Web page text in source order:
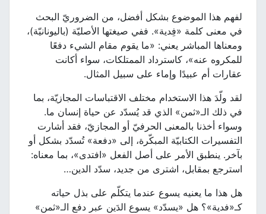
لفهم هذا الموضوع بشكل أفضل، من الضروريّ البحث
في معنى كلمة «فِدية». ففي صيغتها الأصليّة (باليونانيّة)،
ومعناها المباشر يعني: «ما يقوم مقام الشيء دفعًا
للمكروه عنه»، كاسترداد الممتلكات، سواء أكانت
عقارات أم عبيدًا وإماء على سبيل المثال.
لقد ولّدَ هذا الاستخدام مختلف الاقتباسات المجازيّة، بما
في ذلك الـ«ثمن» الذي قد يُسدّد عن حياة إنسان ما.
وسواء أخذنا بالمعنى الحرفيّ أو المجازيّ، فقد أشارت
التفسيرات الكتابيّة المبكّرة، إلى «دفعة» تُسدّد بشكل أو
بآخر. ينطبق الأمر على أصل الفعل «افتدى»، بما معناه:
استرجع بمقابل، اشترى من جديد، سدّد الدين…
هل هذا ما يعنيه يسوع عندما يتكلّم على بذل حياته
كـ«فدية»؟ هل «يسدّد» يسوع الدَين عبر دفع الـ«ثمن»